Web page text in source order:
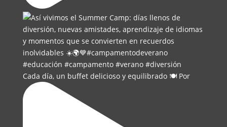
Cada día, un buffet delicioso y equilibrado 🍽️ Por